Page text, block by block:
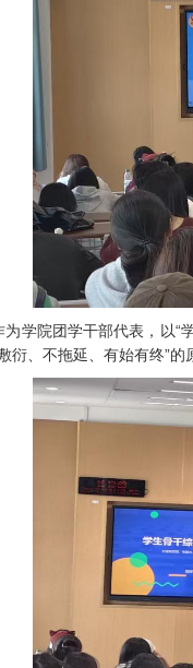
为学院团学干部代表，以
衍、不拖延、有始有终”的